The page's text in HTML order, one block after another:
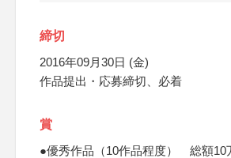
締切
2016年09月30日 (金)
作品提出・応募締切、必着
賞
●優秀作品（10作品程度） 総額10